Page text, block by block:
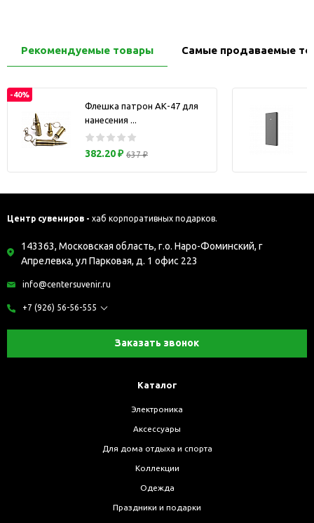
Рекомендуемые товары Самые продаваемые
-40%
Флешка патрон АК-47 для
нанесения ...
382.20 ₽ 637 ₽
Центр сувениров - хаб корпоративных подарков.
143363, Московская область, г.о. Наро-Фоминский, г
Апрелевка, ул Парковая, д. 1 офис 223
info@centersuvenir.ru
+7 (926) 56-56-555
Заказать звонок
Каталог
Электроника
Аксессуары
Для дома отдыха и спорта
Коллекции
Одежда
Праздники и подарки